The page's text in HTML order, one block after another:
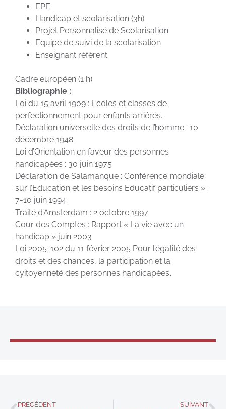
EPE
Handicap et scolarisation (3h)
Projet Personnalisé de Scolarisation
Equipe de suivi de la scolarisation
Enseignant référent
Cadre européen (1 h)
Bibliographie :
Loi du 15 avril 1909 : Ecoles et classes de
perfectionnement pour enfants arriérés.
Déclaration universelle des droits de l’homme : 10
décembre 1948
Loi d’Orientation en faveur des personnes
handicapées : 30 juin 1975
Déclaration de Salamanque : Conférence mondiale
sur l’Education et les besoins Educatif particuliers » :
7-10 juin 1994
Traité d’Amsterdam : 2 octobre 1997
Cour des Comptes : Rapport « La vie avec un
handicap » juin 2003
Loi 2005-102 du 11 février 2005 Pour l’égalité des
droits et des chances, la participation et la
cyitoyenneté des personnes handicapées.
PRÉCÉDENT SUIVANT